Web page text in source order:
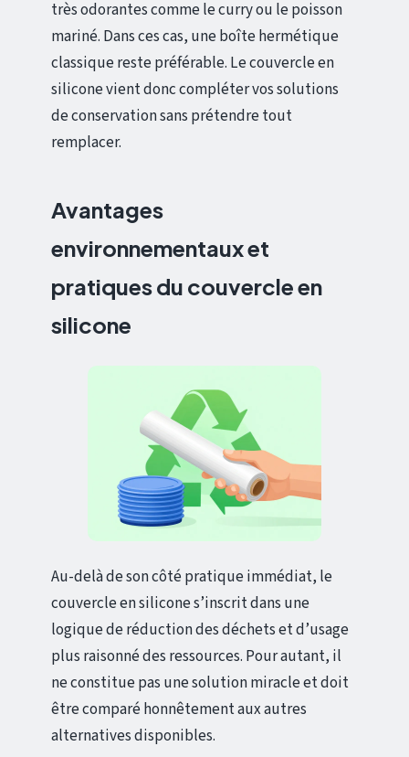
très odorantes comme le curry ou le poisson
mariné. Dans ces cas, une boîte hermétique
classique reste préférable. Le couvercle en
silicone vient donc compléter vos solutions
de conservation sans prétendre tout
remplacer.
Avantages
environnementaux et
pratiques du couvercle en
silicone
Au-delà de son côté pratique immédiat, le
couvercle en silicone s’inscrit dans une
logique de réduction des déchets et d’usage
plus raisonné des ressources. Pour autant, il
ne constitue pas une solution miracle et doit
être comparé honnêtement aux autres
alternatives disponibles.